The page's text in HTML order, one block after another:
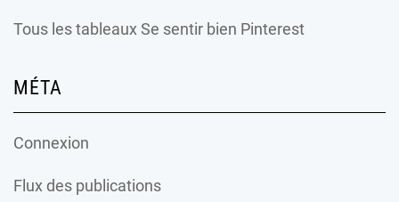
Tous les tableaux Se sentir bien Pinterest
MÉTA
Connexion
Flux des publications